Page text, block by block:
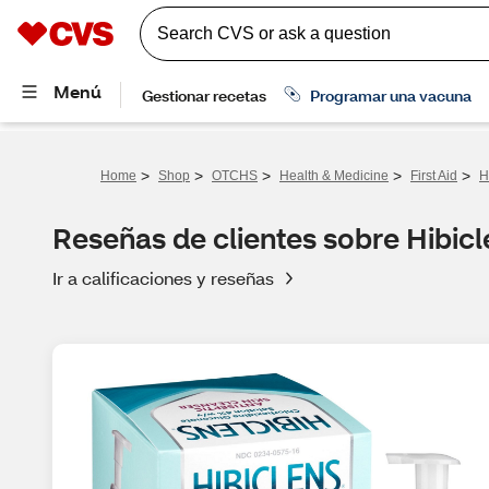
Home > Shop > OTCHS > Health & Medicine > First Aid >
Reseñas de clientes sobre
Ir a calificaciones y reseñas